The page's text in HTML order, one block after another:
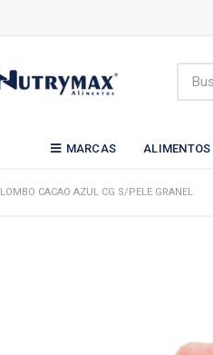
MARCAS
LOMBO CACAO AZUL CG S/PELE GRANEL